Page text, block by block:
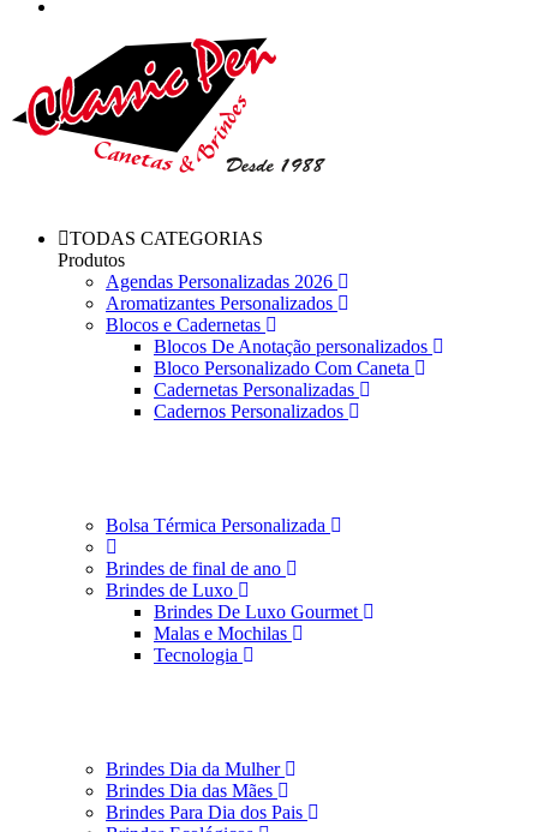
TODAS CATEGORIAS
Produtos
Agendas Personalizadas 2026
Aromatizantes Personalizados
Blocos e Cadernetas
Blocos De Anotação personalizados
Bloco Personalizado Com Caneta
Cadernetas Personalizadas
Cadernos Personalizados
Bolsa Térmica Personalizada
Brindes de final de ano
Brindes de Luxo
Brindes De Luxo Gourmet
Malas e Mochilas
Tecnologia
Brindes Dia da Mulher
Brindes Dia das Mães
Brindes Para Dia dos Pais